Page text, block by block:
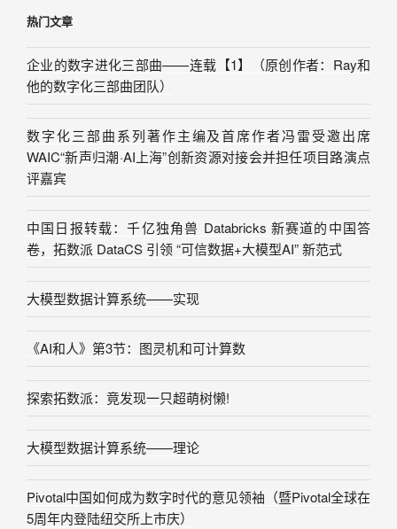
热门文章
企业的数字进化三部曲——连载【1】（原创作者：Ray和
他的数字化三部曲团队）
数字化三部曲系列著作主编及首席作者冯雷受邀出席
WAIC“新声归潮·AI上海”创新资源对接会并担任项目路演点
评嘉宾
中国日报转载：千亿独角兽 Databricks 新赛道的中国答
卷，拓数派 DataCS 引领 “可信数据+大模型AI” 新范式
大模型数据计算系统——实现
《AI和人》第3节：图灵机和可计算数
探索拓数派：竟发现一只超萌树懒!
大模型数据计算系统——理论
Pivotal中国如何成为数字时代的意见领袖（暨Pivotal全球在
5周年内登陆纽交所上市庆）